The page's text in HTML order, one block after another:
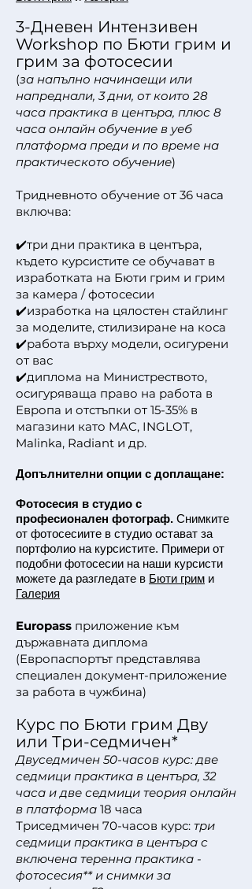
3-Дневен Интензивен
Workshop по Бюти грим и
грим за фотосесии
(за напълно начинаещи или
напреднали, 3 дни, от които 28
часа практика в центъра, плюс 8
часа онлайн обучение в уеб
платформа преди и по време на
практическото обучение)
Тридневното обучение от 36 часа
включва:
✔️три дни практика в центъра,
където курсистите се обучават в
изработката на Бюти грим и грим
за камера / фотосесии
✔️изработка на цялостен стайлинг
за моделите, стилизиране на коса
✔️работа върху модели, осигурени
от вас
✔️диплома на Министреството,
осигуряваща право на работа в
Европа и отстъпки от 15-35% в
магазини като MAC, INGLOT,
Malinka, Radiant и др.
Допълнителни опции с доплащане:
Фотосесия в студио с
професионален фотограф. Снимките
от фотосесиите в студио остават за
портфолио на курсистите. Примери от
подобни фотосесии на наши курсисти
можете да разгледате в Бюти грим и
Галерия
Europass приложение към
държавната диплома
(Европаспортът представлява
специален документ-приложение
за работа в чужбина)
Курс по Бюти грим Дву
или Три-седмичен*
Двуседмичен 50-часов курс: две
седмици практика в центъра, 32
часа и две седмици теория онлайн
в платформа 18 часа
Триседмичен 70-часов курс: три
седмици практика в центъра с
включена теренна практика -
фотосесия** и снимки за